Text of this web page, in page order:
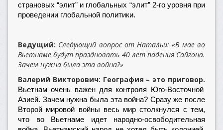
страновых “элит” и глобальных “элит” 2-го уровня при
проведении глобальной политики.
Ведущий: Следующий вопрос от Натальи: «В мае во
Вьетнаме будут праздновать 40 лет падения Сайгона.
Зачем нужна была эта война?»
Валерий Викторович: География – это приговор.
Вьетнам очень важен для контроля Юго-Восточной
Азией. Зачем нужна была эта война? Сразу же после
Второй мировой войны весь мир столкнулся с тем,
что во Вьетнаме идет народно-освободительная